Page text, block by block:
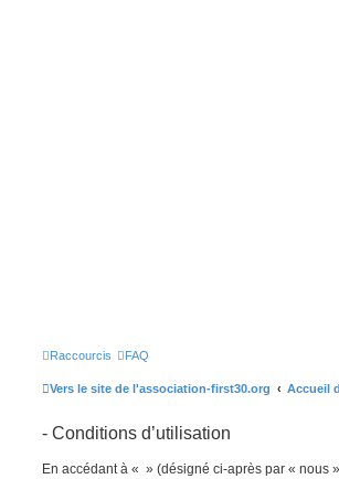
Raccourcis FAQ
Vers le site de l'association-first30.org Accueil
- Conditions d’utilisation
En accédant à « » (désigné ci-après par « nous